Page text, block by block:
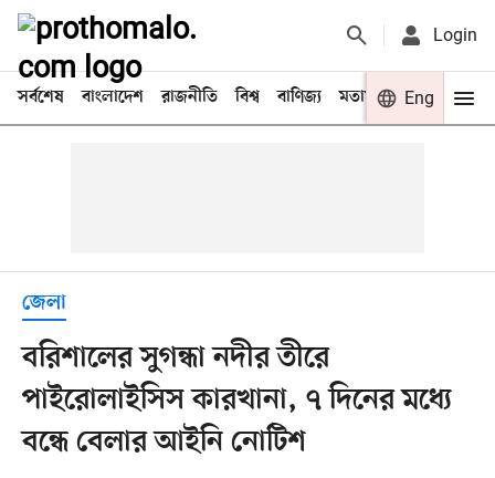
Login
সর্বশেষ বাংলাদেশ রাজনীতি বিশ্ব বাণিজ্য মতামত খেলা
Eng
জেলা
বরিশালের সুগন্ধা নদীর তীরে
পাইরোলাইসিস কারখানা, ৭ দিনের মধ্যে
বন্ধে বেলার আইনি নোটিশ